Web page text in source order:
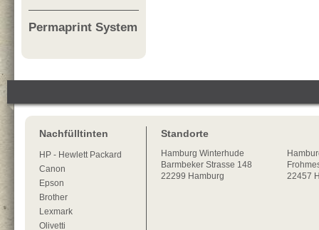
Permaprint System
Nachfülltinten
HP - Hewlett Packard
Canon
Epson
Brother
Lexmark
Olivetti
Standorte
Hamburg Winterhude
Barmbeker Strasse 148
22299 Hamburg
22457